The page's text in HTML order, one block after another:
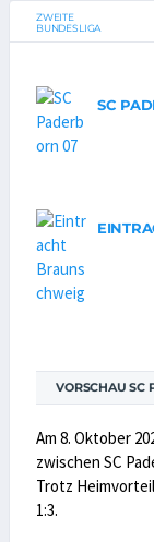
ZWEITE
BUNDESLIGA
SC
VORSCHAU SC
Am 8. Oktober
zwischen SC
Trotz
1:3.